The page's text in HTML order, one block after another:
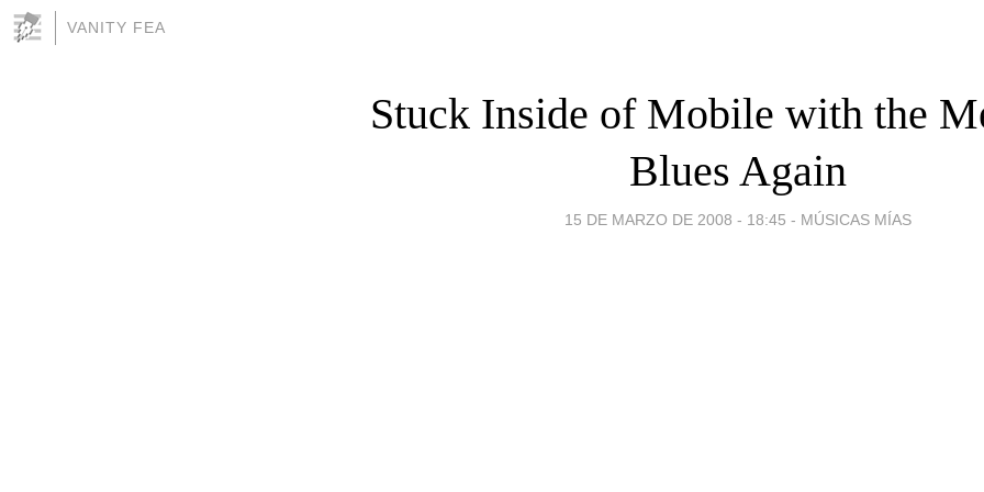
VANITY FEA
Stuck Inside of Mobile with the
Blues Again
15 DE MARZO DE 2008 - 18:45 - MÚSICAS MÍAS